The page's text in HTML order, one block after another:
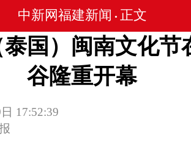
中新网福建新闻 • 正文
泰国）闽南文化节
谷隆重开幕
17:52:39